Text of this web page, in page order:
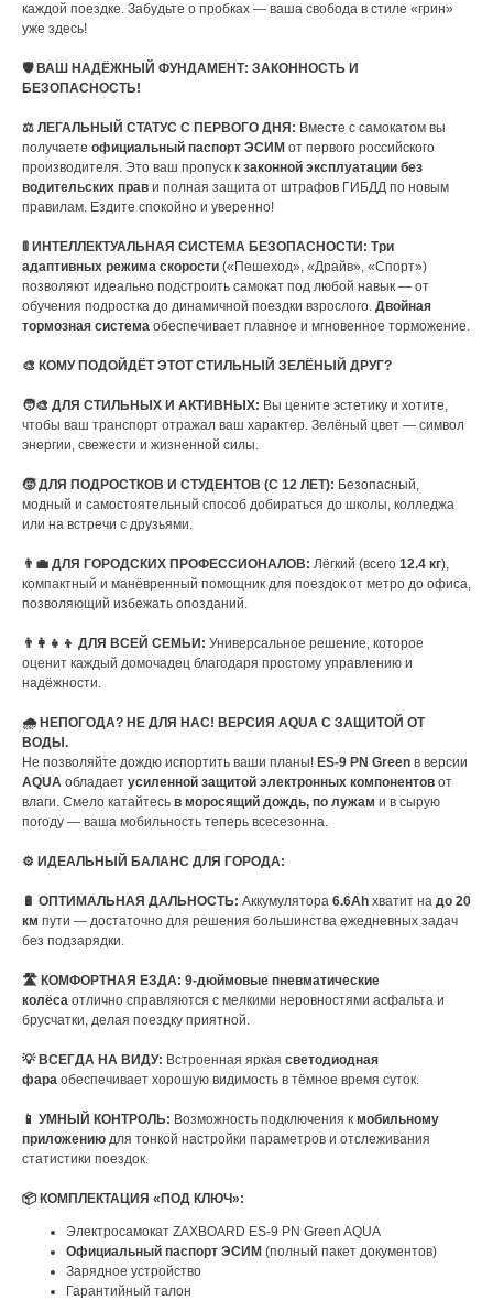
каждой поездке. Забудьте о пробках — ваша свобода в стиле «грин»
уже здесь!
🛡️ ВАШ НАДЁЖНЫЙ ФУНДАМЕНТ: ЗАКОННОСТЬ И
БЕЗОПАСНОСТЬ!
⚖️ ЛЕГАЛЬНЫЙ СТАТУС С ПЕРВОГО ДНЯ: Вместе с самокатом вы
получаете официальный паспорт ЭСИМ от первого российского
производителя. Это ваш пропуск к законной эксплуатации без
водительских прав и полная защита от штрафов ГИБДД по новым
правилам. Ездите спокойно и уверенно!
🚦 ИНТЕЛЛЕКТУАЛЬНАЯ СИСТЕМА БЕЗОПАСНОСТИ: Три
адаптивных режима скорости («Пешеход», «Драйв», «Спорт»)
позволяют идеально подстроить самокат под любой навык — от
обучения подростка до динамичной поездки взрослого. Двойная
тормозная система обеспечивает плавное и мгновенное торможение.
🎨 КОМУ ПОДОЙДЁТ ЭТОТ СТИЛЬНЫЙ ЗЕЛЁНЫЙ ДРУГ?
🧑‍🎨 ДЛЯ СТИЛЬНЫХ И АКТИВНЫХ: Вы цените эстетику и хотите,
чтобы ваш транспорт отражал ваш характер. Зелёный цвет — символ
энергии, свежести и жизненной силы.
🧒 ДЛЯ ПОДРОСТКОВ И СТУДЕНТОВ (С 12 ЛЕТ): Безопасный,
модный и самостоятельный способ добираться до школы, колледжа
или на встречи с друзьями.
👨‍💼 ДЛЯ ГОРОДСКИХ ПРОФЕССИОНАЛОВ: Лёгкий (всего 12.4 кг),
компактный и манёвренный помощник для поездок от метро до офиса,
позволяющий избежать опозданий.
👨‍👩‍👧‍👦 ДЛЯ ВСЕЙ СЕМЬИ: Универсальное решение, которое
оценит каждый домочадец благодаря простому управлению и
надёжности.
🌧️ НЕПОГОДА? НЕ ДЛЯ НАС! ВЕРСИЯ AQUA С ЗАЩИТОЙ ОТ
ВОДЫ.
Не позволяйте дождю испортить ваши планы! ES-9 PN Green в версии
AQUA обладает усиленной защитой электронных компонентов от
влаги. Смело катайтесь в моросящий дождь, по лужам и в сырую
погоду — ваша мобильность теперь всесезонна.
⚙️ ИДЕАЛЬНЫЙ БАЛАНС ДЛЯ ГОРОДА:
🔋 ОПТИМАЛЬНАЯ ДАЛЬНОСТЬ: Аккумулятора 6.6Ah хватит на до 20
км пути — достаточно для решения большинства ежедневных задач
без подзарядки.
🛣️ КОМФОРТНАЯ ЕЗДА: 9-дюймовые пневматические
колёса отлично справляются с мелкими неровностями асфальта и
брусчатки, делая поездку приятной.
💡 ВСЕГДА НА ВИДУ: Встроенная яркая светодиодная
фара обеспечивает хорошую видимость в тёмное время суток.
📱 УМНЫЙ КОНТРОЛЬ: Возможность подключения к мобильному
приложению для тонкой настройки параметров и отслеживания
статистики поездок.
📦 КОМПЛЕКТАЦИЯ «ПОД КЛЮЧ»:
Электросамокат ZAXBOARD ES-9 PN Green AQUA
Официальный паспорт ЭСИМ (полный пакет документов)
Зарядное устройство
Гарантийный талон